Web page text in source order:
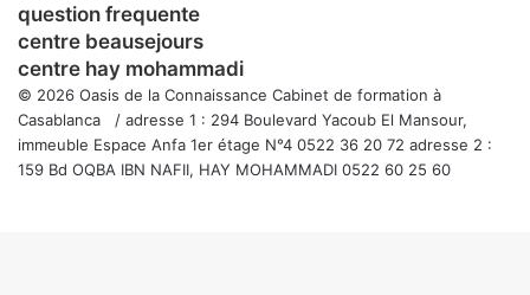
question frequente
centre beausejours
centre hay mohammadi
© 2026 Oasis de la Connaissance Cabinet de formation à
Casablanca / adresse 1 : 294 Boulevard Yacoub El Mansour,
immeuble Espace Anfa 1er étage N°4 0522 36 20 72 adresse 2 :
159 Bd OQBA IBN NAFII, HAY MOHAMMADI 0522 60 25 60